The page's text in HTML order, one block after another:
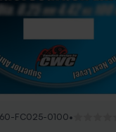
FC025-0100•